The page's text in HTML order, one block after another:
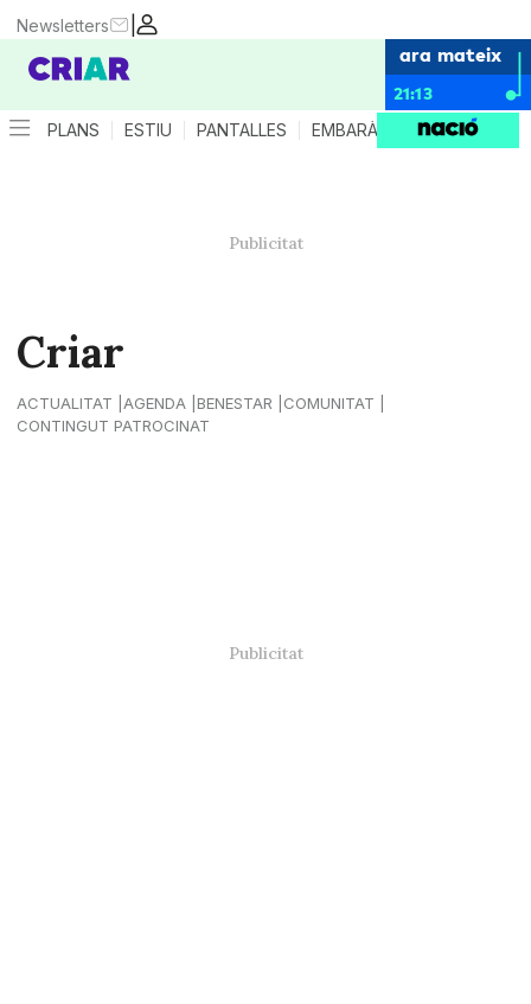
|
Newsletters
ara mateix
21:13
PLANS ESTIU PANTALLES EMBARÀS CRIANÇA
Criar
ACTUALITAT AGENDA BENESTAR
COMUNITAT
CONTINGUT PATROCINAT